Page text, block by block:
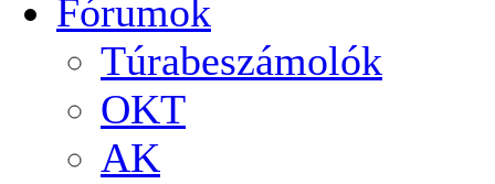
Fórumok
Túrabeszámolók
OKT
AK